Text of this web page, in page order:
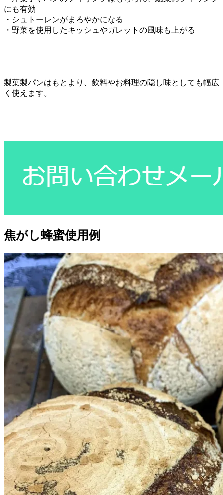
にも有効
・シュトーレンがまろやかになる
・野菜を使用したキッシュやガレットの風味も上がる
製菓製パンはもとより、飲料やお料理の隠し味としても幅広
く使えます。
焦がし蜂蜜使用例